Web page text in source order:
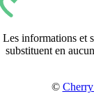
Les informations et
substituent en
©